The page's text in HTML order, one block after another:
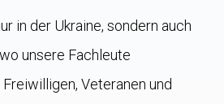
in der Ukraine, sondern auch
unsere Fachleute
Veteranen und